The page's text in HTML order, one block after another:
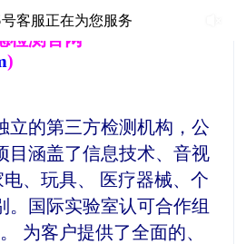
客服正在为您服务
检测官网
)
立的第三方检测机构，公
目涵盖了信息技术、音视
、玩具、 医疗器械、个
国际实验室认可合作组
为客户提供了全面的、